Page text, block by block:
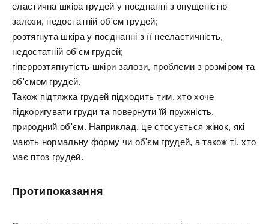
еластична шкіра грудей у поєднанні з опущеністю
залози, недостатній об'єм грудей;
розтягнута шкіра у поєднанні з її нееластичність,
недостатній об'єм грудей;
гіперрозтягнутість шкіри залози, проблеми з розміром та
об'ємом грудей.
Також підтяжка грудей підходить тим, хто хоче
підкоригувати груди та повернути їй пружність,
природний об'єм. Наприклад, це стосується жінок, які
мають нормальну форму чи об'єм грудей, а також ті, хто
має птоз грудей.
Протипоказання